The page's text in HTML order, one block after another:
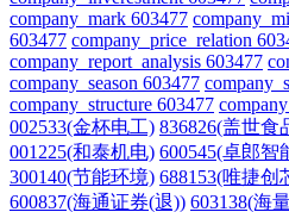
company_mark 603477
603477 company_price_relation
company_report_analysis 603477
company_season 603477
company_structure 603477
002533(金杯电工) 836826(盖世食
001225(和泰机电) 600545(卓郎智
300140(节能环境) 688153(唯捷创
600837(海通证券(退)) 603138(海